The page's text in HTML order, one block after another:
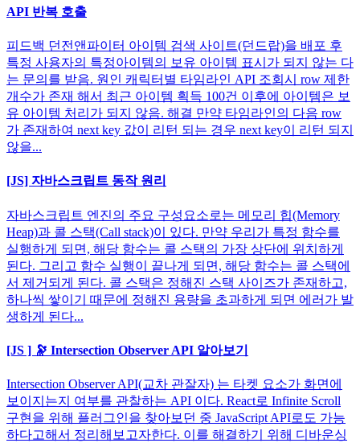
API 반복 호출
피드백 던전앤파이터 아이템 검색 사이트(던드랍)을 배포 후
특정 사용자의 특정아이템의 보유 아이템 표시가 되지 않는 다
는 문의를 받음. 원인 캐릭터별 타임라인 API 조회시 row 제한
개수가 존재 해서 최근 아이템 획득 100건 이후에 아이템은 보
유 아이템 처리가 되지 않음. 해결 만약 타임라인의 다음 row
가 존재하여 next key 값이 리턴 되는 경우 next key이 리턴 되지
않을...
[JS] 자바스크립트 동작 원리
자바스크립트 엔진의 주요 구성요소로는 메모리 힙(Memory
Heap)과 콜 스택(Call stack)이 있다. 만약 우리가 특정 함수를
실행하게 되면, 해당 함수는 콜 스택의 가장 상단에 위치하게
된다. 그리고 함수 실행이 끝나게 되면, 해당 함수는 콜 스택에
서 제거되게 된다. 콜 스택은 정해진 스택 사이즈가 존재하고,
하나씩 쌓이기 때문에 정해진 용량을 초과하게 되면 에러가 발
생하게 된다...
[JS ] 🔭 Intersection Observer API 알아보기
Intersection Observer API(교차 관잘자) 는 타켓 요소가 화면에
보이지는지 여부를 관찰하는 API 이다. React로 Infinite Scroll
구현을 위해 플러그인을 찾아보던 중 JavaScript API로도 가능
하다고해서 정리해보고자한다. 이를 해결하기 위해 디바운싱